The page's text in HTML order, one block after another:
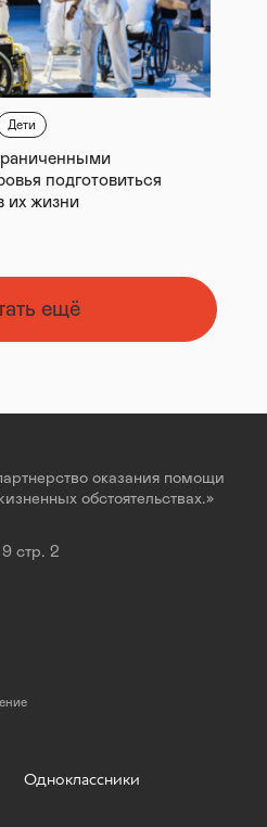
Дети
подготовиться
их жизни
ещё
оказания помощи
обстоятельствах.»
стр. 2
Одноклассники